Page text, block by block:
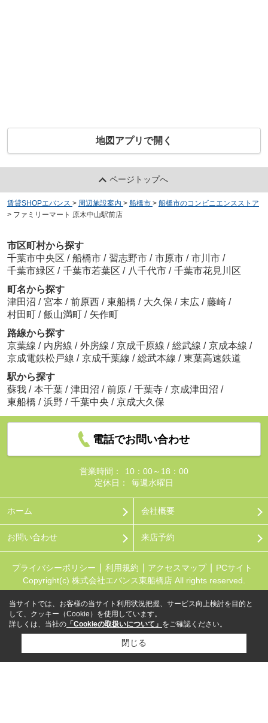
地図アプリで開く
ページトップへ
賃貸SHOPエバンス > 周辺施設案内 > 船橋市 > 船橋市のコンビニエンスストア
> ファミリーマート 原木中山駅前店
市区町村から探す
千葉市中央区 / 船橋市 / 習志野市 / 市原市 / 市川市 /
千葉市緑区 / 千葉市若葉区 / 八千代市 / 千葉市花見川区
町名から探す
津田沼 / 宮本 / 前原西 / 東船橋 / 大久保 / 末広 / 藤崎 /
村田町 / 飯山満町 / 矢作町
路線から探す
京葉線 / 内房線 / 外房線 / 京成千原線 / 総武線 / 京成本線 /
京成電鉄松戸線 / 京成千葉線 / 総武本線 / 東葉高速鉄道
駅から探す
蘇我 / 本千葉 / 津田沼 / 前原 / 千葉寺 / 京成津田沼 /
東船橋 / 浜野 / 千葉中央 / 京成大久保
電話でお問い合わせ
営業時間：
10：00～18：00
定休日：
毎週水曜日
ホーム 会社概要
お問い合わせ 来店予約
プライバシーポリシー 利用規約 アクセスマップ
PCサイト
Copyright(c) 株式会社エバンス東船橋店 All rights reserved.
当サイトでは、お客様の当サイト利用状況把握、サービス向上検討を目的と
して、クッキー（Cookie）を使用しています。
詳しくは、当社の 「Cookieの取扱いについて」 をご確認ください。
閉じる